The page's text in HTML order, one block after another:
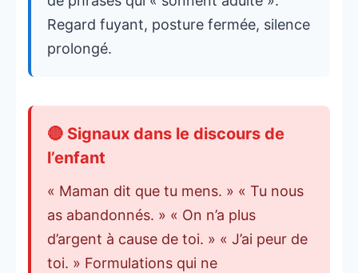
Regard fuyant, posture fermée, silence
prolongé.
🔴 Signaux dans le discours de
l’enfant
« Maman dit que tu mens. » « Tu nous
as abandonnés. » « On n’a plus
d’argent à cause de toi. » « J’ai peur de
toi. » Formulations qui ne